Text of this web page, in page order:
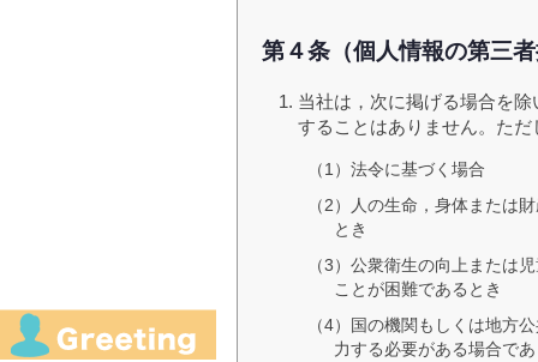
第４条（個人情報の第三
当社は，次に掲げる場合を
することはありません。た
（1）法令に基づく場合
（2）人の生命，身体または
とき
（3）公衆衛生の向上または
ことが困難であるとき
（4）国の機関もしくは地方
力する必要がある場合で